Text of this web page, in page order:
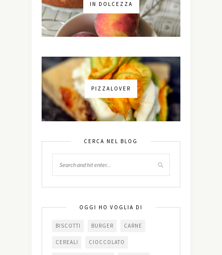
IN DOLCEZZA
PIZZALOVER
CERCA NEL BLOG
OGGI HO VOGLIA DI
BISCOTTI BURGER CARNE
CEREALI CIOCCOLATO